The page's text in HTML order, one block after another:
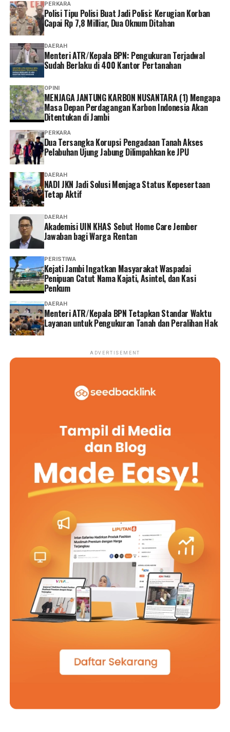
korban tetap menjadi perhatian utama kami,” ujarnya.
Reporter:
PERKARA
Polisi Tipu Polisi Buat Jadi Polisi: Kerugian Korban
Capai Rp 7,8 Milliar, Dua Oknum Ditahan
DAERAH
Menteri ATR/Kepala BPN: Pengukuran Terjadwal
Sudah Berlaku di 400 Kantor Pertanahan
OPINI
MENJAGA JANTUNG KARBON NUSANTARA (1) Mengapa
Masa Depan Perdagangan Karbon Indonesia Akan
Ditentukan di Jambi
PERKARA
Dua Tersangka Korupsi Pengadaan Tanah Akses
Pelabuhan Ujung Jabung Dilimpahkan ke JPU
DAERAH
NADI JKN Jadi Solusi Menjaga Status Kepesertaan
Tetap Aktif
DAERAH
Akademisi UIN KHAS Sebut Home Care Jember
Jawaban bagi Warga Rentan
PERISTIWA
‎Kejati Jambi Ingatkan Masyarakat Waspadai
Penipuan Catut Nama Kajati, Asintel, dan Kasi
Penkum
DAERAH
Menteri ATR/Kepala BPN Tetapkan Standar Waktu
Layanan untuk Pengukuran Tanah dan Peralihan Hak
ADVERTISEMENT